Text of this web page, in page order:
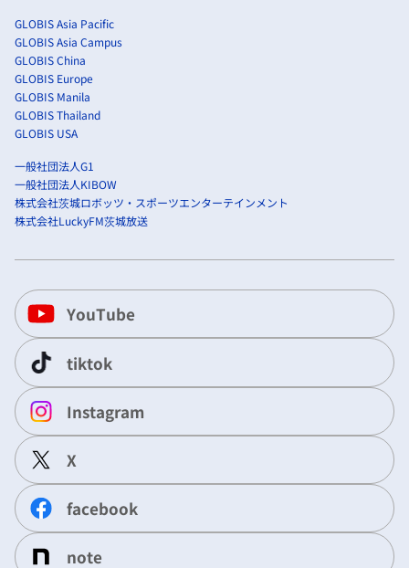
GLOBIS Asia Pacific
GLOBIS Asia Campus
GLOBIS China
GLOBIS Europe
GLOBIS Manila
GLOBIS Thailand
GLOBIS USA
一般社団法人G1
一般社団法人KIBOW
株式会社茨城ロボッツ・スポーツエンターテインメント
株式会社LuckyFM茨城放送
YouTube
tiktok
Instagram
X
facebook
note